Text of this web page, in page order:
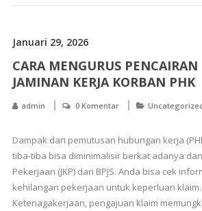
Januari 29, 2026
CARA MENGURUS
JAMINAN KERJA KORBAN PHK
admin 0 Komentar
Dampak dari pemutusan hubungan kerja
tiba-tiba bisa diminimalisir berkat adanya
Pekerjaan (JKP) dari BPJS. Anda bisa cek
kehilangan pekerjaan untuk keperluan klaim.
Ketenagakerjaan, pengajuan klaim